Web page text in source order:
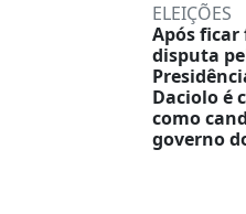
ELEIÇÕES
Após ficar
disputa
Daciolo é
como
governo